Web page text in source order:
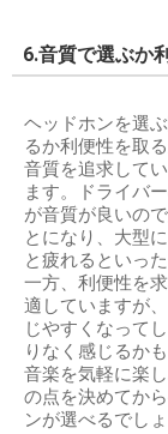
6.音質で選ぶか
ヘッドホンを選
るか利便性を取
音質を追求して
ます。ドライバ
が音質が良いの
とになり、大型
と疲れるといっ
一方、利便性を
適していますが
じやすくなって
りなく感じるか
音楽を気軽に楽
の点を決めてか
ンが選べるでしょ